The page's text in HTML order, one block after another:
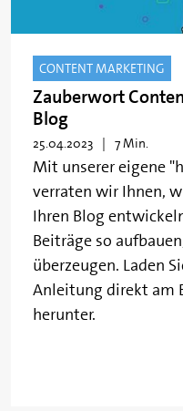
CONTENT MARKETING
Zauberwort
Blog
25.04.2023 7 Min.
Mit unserer eigene
verraten wir Ihnen,
Ihren Blog
Beiträge so
überzeugen. Laden
Anleitung direkt am
herunter.